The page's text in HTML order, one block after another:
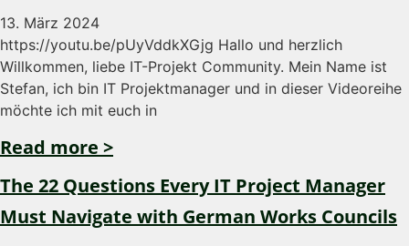
13. März 2024
https://youtu.be/pUyVddkXGjg Hallo und herzlich
Willkommen, liebe IT-Projekt Community. Mein Name ist
Stefan, ich bin IT Projektmanager und in dieser Videoreihe
möchte ich mit euch in
Read more >
The 22 Questions Every IT Project Manager
Must Navigate with German Works Councils